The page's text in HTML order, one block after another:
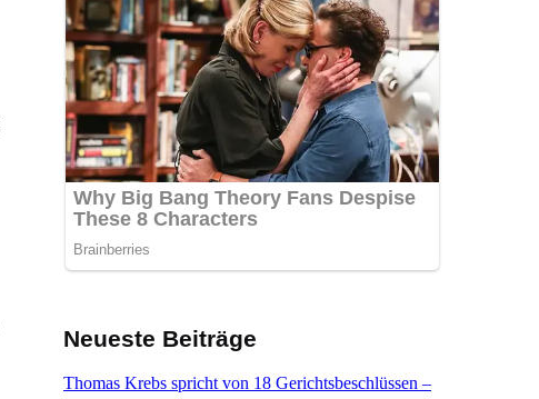
Neueste Beiträge
Thomas Krebs spricht von 18 Gerichtsbeschlüssen –